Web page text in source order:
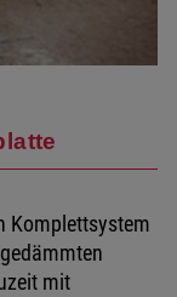
Komplettsystem
mit